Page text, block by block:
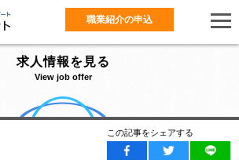
職業紹介の申込
求人情報を見る
View job offer
この記事をシェアする